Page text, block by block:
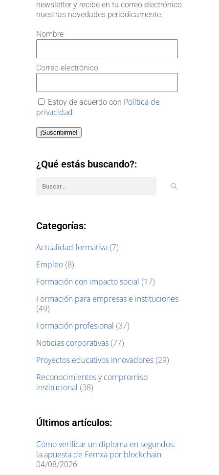
newsletter y recibe en tu correo electrónico
nuestras novedades periódicamente.
Nombre
Correo electrónico
Estoy de acuerdo con Política de
privacidad
¡Suscribirme!
¿Qué estás buscando?:
Categorías:
Actualidad formativa (7)
Empleo (8)
Formación con impacto social (17)
Formación para empresas e instituciones
(49)
Formación profesional (37)
Noticias corporativas (77)
Proyectos educativos innovadores (29)
Reconocimientos y compromiso
institucional (38)
Últimos artículos:
Cómo verificar un diploma en segundos:
la apuesta de Femxa por blockchain
04/08/2026